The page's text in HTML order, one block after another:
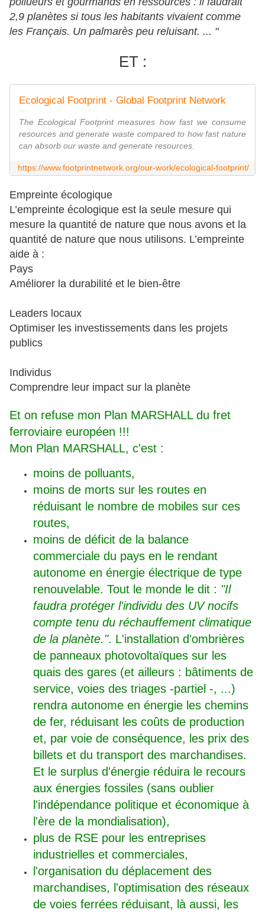
2,9 planètes si tous les habitants vivaient comme
les Français. Un palmarès peu reluisant. ... "
ET :
Ecological Footprint - Global Footprint Network
The Ecological Footprint measures how fast we consume
resources and generate waste compared to how fast nature
can absorb our waste and generate resources.
https://www.footprintnetwork.org/our-work/ecological-footprint/
Empreinte écologique
L’empreinte écologique est la seule mesure qui
mesure la quantité de nature que nous avons et la
quantité de nature que nous utilisons. L’empreinte
aide à :
Pays
Améliorer la durabilité et le bien-être
Leaders locaux
Optimiser les investissements dans les projets
publics
Individus
Comprendre leur impact sur la planète
Et on refuse mon Plan MARSHALL du fret
ferroviaire européen !!!
Mon Plan MARSHALL, c'est :
moins de polluants,
moins de morts sur les routes en
réduisant le nombre de mobiles sur ces
routes,
moins de déficit de la balance
commerciale du pays en le rendant
autonome en énergie électrique de type
renouvelable. Tout le monde le dit : "Il
faudra protéger l'individu des UV nocifs
compte tenu du réchauffement climatique
de la planète.". L'installation d'ombrières
de panneaux photovoltaïques sur les
quais des gares (et ailleurs : bâtiments de
service, voies des triages -partiel -, ...)
rendra autonome en énergie les chemins
de fer, réduisant les coûts de production
et, par voie de conséquence, les prix des
billets et du transport des marchandises.
Et le surplus d'énergie réduira le recours
aux énergies fossiles (sans oublier
l'indépendance politique et économique à
l'ère de la mondialisation),
plus de RSE pour les entreprises
industrielles et commerciales,
l'organisation du déplacement des
marchandises, l'optimisation des réseaux
de voies ferrées réduisant, là aussi, les